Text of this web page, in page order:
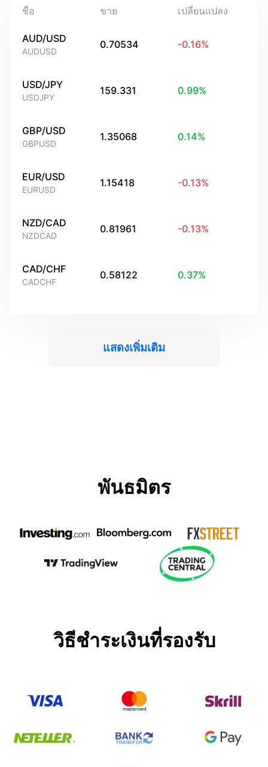
ชื่อ ขาย เปลี่ยนแปลง
AUD/USD
AUDUSD
0.70534 -0.16%
USD/JPY
USDJPY
159.331 0.99%
GBP/USD
GBPUSD
1.35068 0.14%
EUR/USD
EURUSD
1.15418 -0.13%
NZD/CAD
NZDCAD
0.81961 -0.13%
CAD/CHF
CADCHF
0.58122 0.37%
แสดงเพิ่มเติม
พันธมิตร
วิธีชำระเงินที่รองรับ